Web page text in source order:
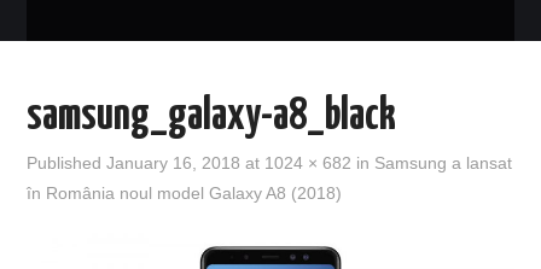
samsung_galaxy-a8_black
PublishedJanuary 16, 2018 at 1024 × 682 in Samsung a lansat
în România noul model Galaxy A8 (2018)